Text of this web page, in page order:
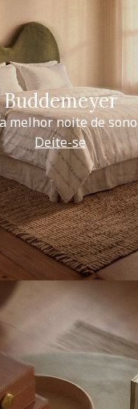
Buddemeyer
melhor noite de sono
Deite-se